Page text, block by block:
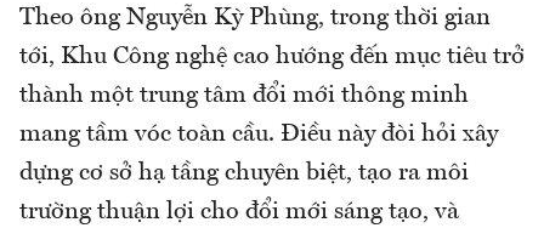
Theo ông Nguyễn Kỳ Phùng, trong thời gian
tới, Khu Công nghệ cao hướng đến mục tiêu trở
thành một trung tâm đổi mới thông minh
mang tầm vóc toàn cầu. Điều này đòi hỏi xây
dựng cơ sở hạ tầng chuyên biệt, tạo ra môi
trường thuận lợi cho đổi mới sáng tạo, và